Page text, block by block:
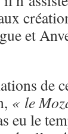
et
de
« le
eu le